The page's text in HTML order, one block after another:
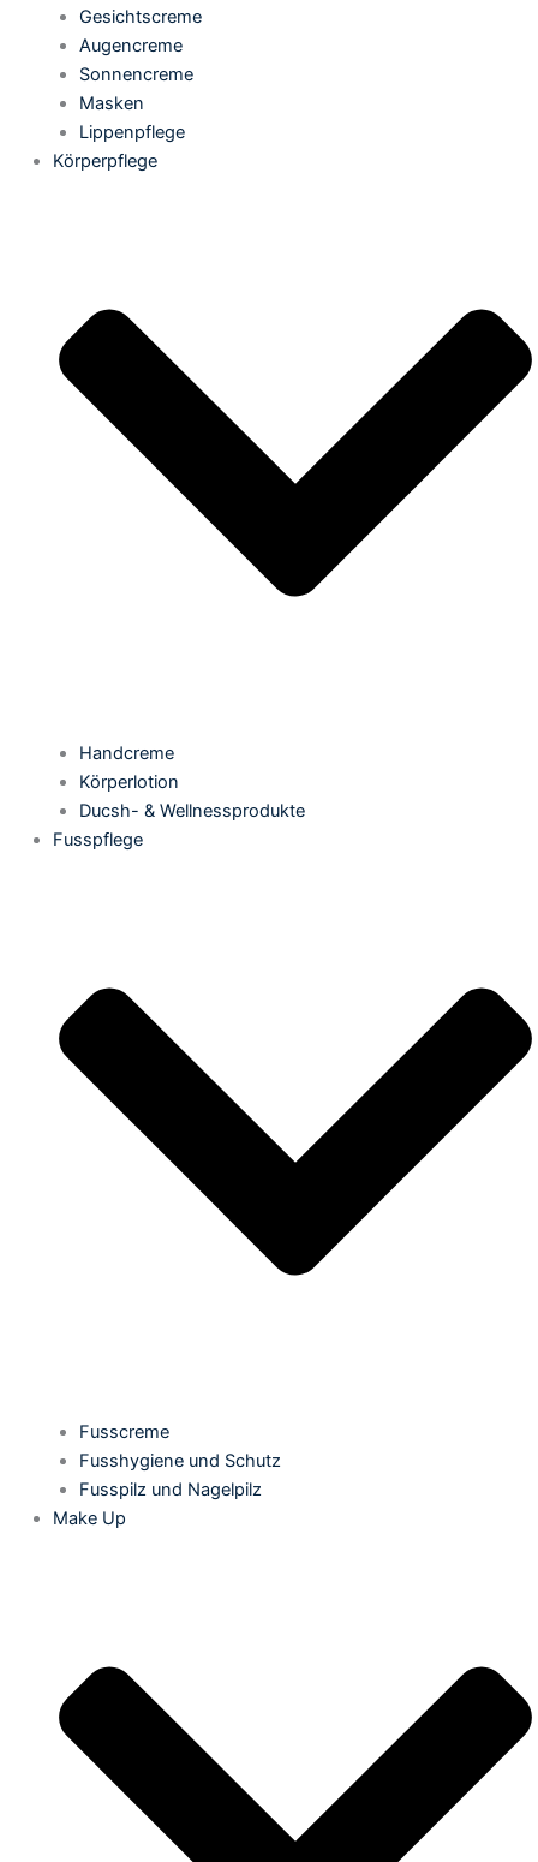
Gesichtscreme
Augencreme
Sonnencreme
Masken
Lippenpflege
Körperpflege
Handcreme
Körperlotion
Ducsh- & Wellnessprodukte
Fusspflege
Fusscreme
Fusshygiene und Schutz
Fusspilz und Nagelpilz
Make Up